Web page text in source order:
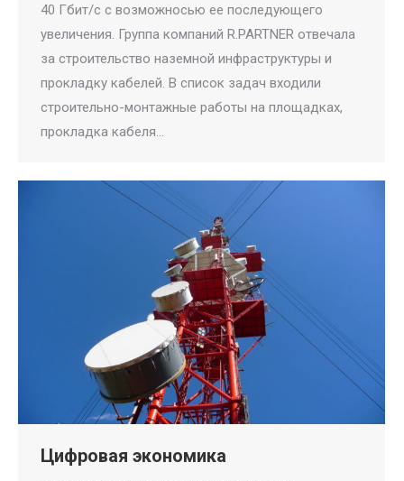
40 Гбит/с с возможносью ее последующего
увеличения. Группа компаний R.PARTNER отвечала
за строительство наземной инфраструктуры и
прокладку кабелей. В список задач входили
строительно-монтажные работы на площадках,
прокладка кабеля…
Цифровая экономика